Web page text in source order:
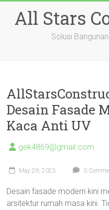
contentAll Stars
Solusi
Desain Fasade
Kaca Anti UV
gek4869@gmail.com
May 29, 2025 0
Desain fasade modern kini
arsitektur rumah masa kini.